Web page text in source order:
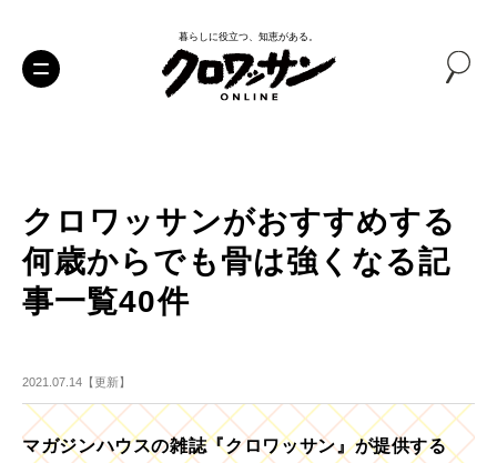
暮らしに役立つ、知恵がある。
クロワッサンがおすすめする
何歳からでも骨は強くなる記
事一覧40件
2021.07.14【更新】
マガジンハウスの雑誌『クロワッサン』が提供する